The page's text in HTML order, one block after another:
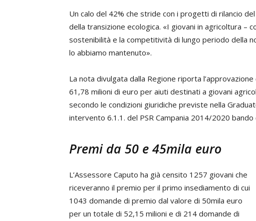
Un calo del 42% che stride con i progetti di rilancio
della transizione ecologica. «I giovani in agricoltura –
sostenibilità e la competitività di lungo periodo della
lo abbiamo mantenuto».
La nota divulgata dalla Regione riporta
61,78 milioni di euro per aiuti destinati a giovani
secondo le condizioni giuridiche previste nella
intervento 6.1.1. del PSR Campania 2014/2020 bando
Premi da 50 e 45mila euro
L’Assessore Caputo ha già censito 1257 giovani che
riceveranno il premio per il primo insediamento di cui
1043 domande di premio dal valore di 50mila euro
per un totale di 52,15 milioni e di 214 domande di